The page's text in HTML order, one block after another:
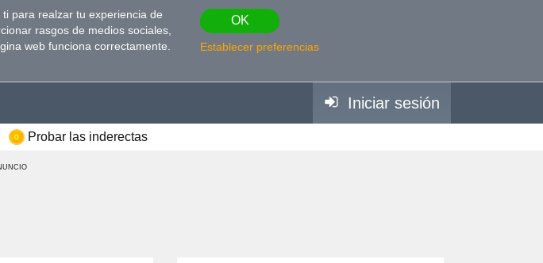
para realzar tu experiencia de
rasgos de medios sociales,
web funciona correctamente.
OK
Establecer preferencias
Iniciar sesión
Probar las inderectas